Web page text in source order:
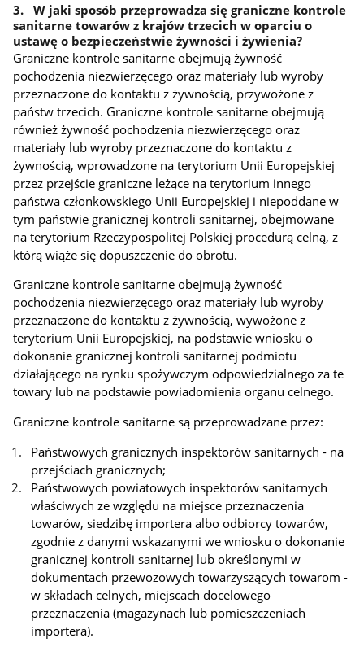
3. W jaki sposób przeprowadza się graniczne kontrole
sanitarne towarów z krajów trzecich w oparciu o
ustawę o bezpieczeństwie żywności i żywienia?
Graniczne kontrole sanitarne obejmują żywność
pochodzenia niezwierzęcego oraz materiały lub wyroby
przeznaczone do kontaktu z żywnością, przywożone z
państw trzecich. Graniczne kontrole sanitarne obejmują
również żywność pochodzenia niezwierzęcego oraz
materiały lub wyroby przeznaczone do kontaktu z
żywnością, wprowadzone na terytorium Unii Europejskiej
przez przejście graniczne leżące na terytorium innego
państwa członkowskiego Unii Europejskiej i niepoddane w
tym państwie granicznej kontroli sanitarnej, obejmowane
na terytorium Rzeczypospolitej Polskiej procedurą celną, z
którą wiąże się dopuszczenie do obrotu.
Graniczne kontrole sanitarne obejmują żywność
pochodzenia niezwierzęcego oraz materiały lub wyroby
przeznaczone do kontaktu z żywnością, wywożone z
terytorium Unii Europejskiej, na podstawie wniosku o
dokonanie granicznej kontroli sanitarnej podmiotu
działającego na rynku spożywczym odpowiedzialnego za te
towary lub na podstawie powiadomienia organu celnego.
Graniczne kontrole sanitarne są przeprowadzane przez:
Państwowych granicznych inspektorów sanitarnych - na
przejściach granicznych;
Państwowych powiatowych inspektorów sanitarnych
właściwych ze względu na miejsce przeznaczenia
towarów, siedzibę importera albo odbiorcy towarów,
zgodnie z danymi wskazanymi we wniosku o dokonanie
granicznej kontroli sanitarnej lub określonymi w
dokumentach przewozowych towarzyszących towarom -
w składach celnych, miejscach docelowego
przeznaczenia (magazynach lub pomieszczeniach
importera).